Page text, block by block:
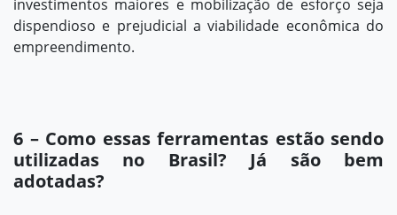
investimentos maiores e mobilização de esforço seja
dispendioso e prejudicial a viabilidade econômica do
empreendimento.
6 – Como essas ferramentas estão sendo
utilizadas no Brasil? Já são bem
adotadas?